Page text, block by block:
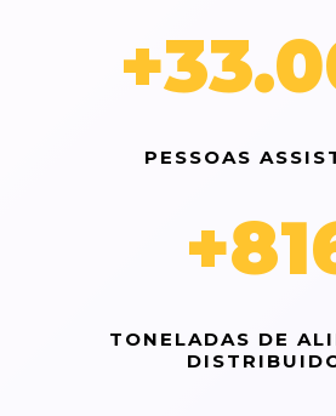
+
PESSOAS
+
TONELADAS DE